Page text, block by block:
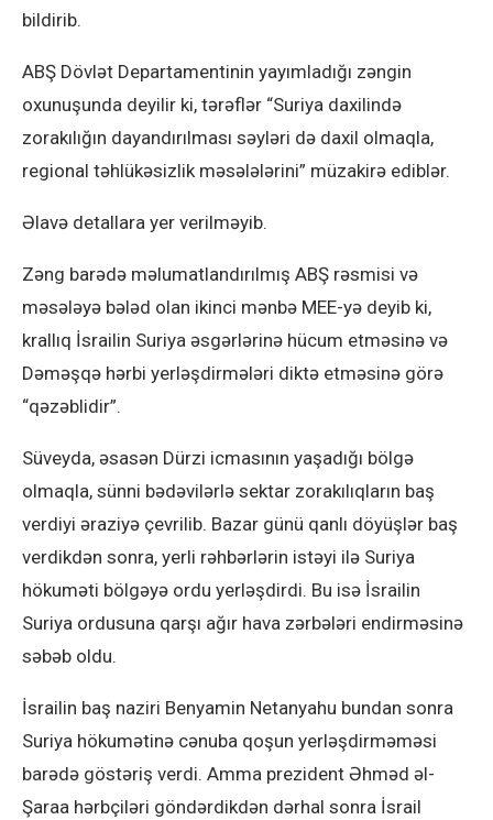
bildirib.
ABŞ Dövlət Departamentinin yayımladığı zəngin
oxunuşunda deyilir ki, tərəflər “Suriya daxilində
zorakılığın dayandırılması səyləri də daxil olmaqla,
regional təhlükəsizlik məsələlərini” müzakirə ediblər.
Əlavə detallara yer verilməyib.
Zəng barədə məlumatlandırılmış ABŞ rəsmisi və
məsələyə bələd olan ikinci mənbə MEE-yə deyib ki,
krallıq İsrailin Suriya əsgərlərinə hücum etməsinə və
Dəməşqə hərbi yerləşdirmələri diktə etməsinə görə
“qəzəblidir”.
Süveyda, əsasən Dürzi icmasının yaşadığı bölgə
olmaqla, sünni bədəvilərlə sektar zorakılıqların baş
verdiyi əraziyə çevrilib. Bazar günü qanlı döyüşlər baş
verdikdən sonra, yerli rəhbərlərin istəyi ilə Suriya
hökuməti bölgəyə ordu yerləşdirdi. Bu isə İsrailin
Suriya ordusuna qarşı ağır hava zərbələri endirməsinə
səbəb oldu.
İsrailin baş naziri Benyamin Netanyahu bundan sonra
Suriya hökumətinə cənuba qoşun yerləşdirməməsi
barədə göstəriş verdi. Amma prezident Əhməd əl-
Şaraa hərbçiləri göndərdikdən dərhal sonra İsrail